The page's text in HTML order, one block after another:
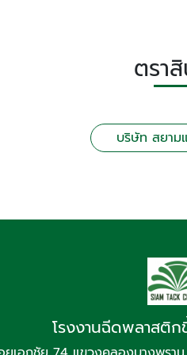
ตรา
บริษัท สยาม
โรงงานฉีดพลาสติ